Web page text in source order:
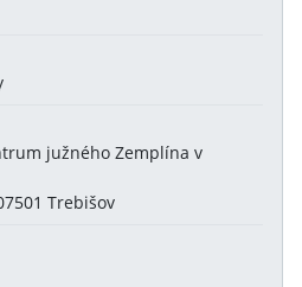
južného Zemplína v
Trebišov